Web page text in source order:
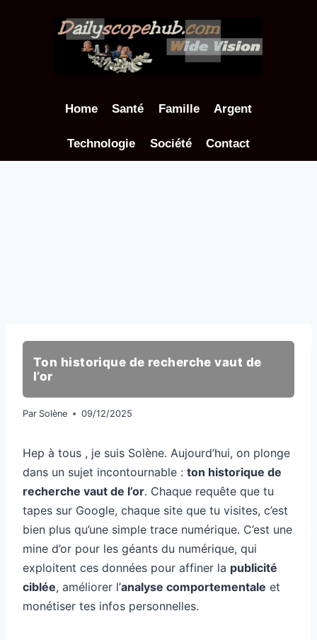
Home Santé Famille Argent
Technologie Société Contact
Ton historique de recherche vaut de
l’or
Par Solène 09/12/2025
Hep à tous , je suis Solène. Aujourd’hui, on plonge
dans un sujet incontournable : ton historique de
recherche vaut de l’or. Chaque requête que tu
tapes sur Google, chaque site que tu visites, c’est
bien plus qu’une simple trace numérique. C’est une
mine d’or pour les géants du numérique, qui
exploitent ces données pour affiner la publicité
ciblée, améliorer l’analyse comportementale et
monétiser tes infos personnelles.